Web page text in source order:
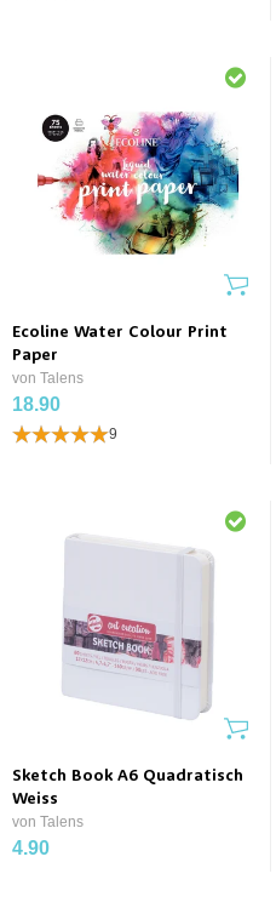
Ecoline Water Colour Print
Paper
von Talens
18.90
9
Sketch Book A6 Quadratisch
Weiss
von Talens
4.90